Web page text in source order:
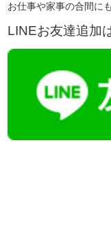
お仕事や家事の合間に
LINEお友達追加